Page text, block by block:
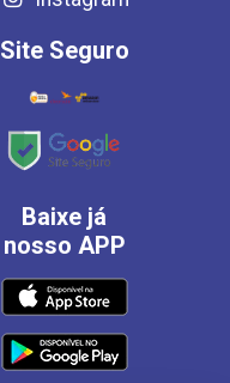
Instagram
Site Seguro
Baixe já
nosso APP